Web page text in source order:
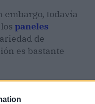
embargo, todavía
paneles
de
es bastante